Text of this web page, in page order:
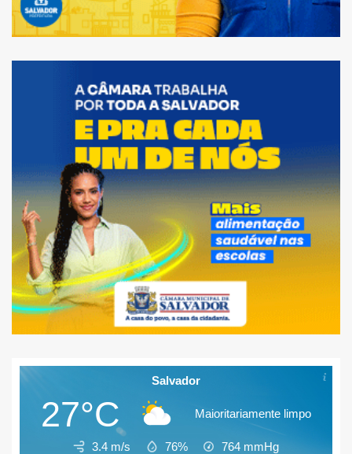
Salvador
27°C Maioritariamente limpo
3.4 m/s 76% 764 mmHg